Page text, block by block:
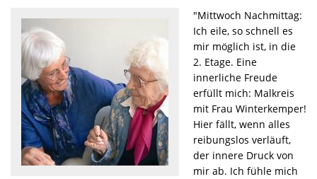
"Mittwoch Nachmittag:
Ich eile, so schnell es
mir möglich ist, in die
2. Etage. Eine
innerliche Freude
erfüllt mich: Malkreis
mit Frau Winterkemper!
Hier fällt, wenn alles
reibungslos verläuft,
der innere Druck von
mir ab. Ich fühle mich